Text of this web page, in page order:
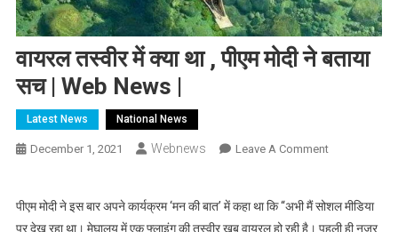
वायरल तस्वीर में क्या था , पीएम मोदी ने बताया
सच | Web News |
Latest News National News
December 1, 2021 Webnews Leave A CommentOn
में
पीएम मोदी ने इस बार अपने कार्यक्रम ‘मन की बात’ में कहा था कि “अभी मैं सोशल मीडिया
पर देख रहा था। मेघालय में एक फ्लाइंग की तस्वीर खूब वायरल हो रही है। पहली ही नजर